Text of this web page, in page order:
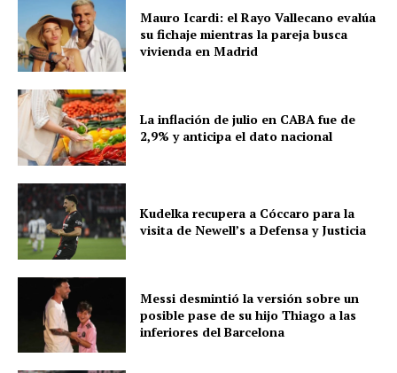
Mauro Icardi: el Rayo Vallecano evalúa
su fichaje mientras la pareja busca
vivienda en Madrid
La inflación de julio en CABA fue de
2,9% y anticipa el dato nacional
Kudelka recupera a Cóccaro para la
visita de Newell’s a Defensa y Justicia
Messi desmintió la versión sobre un
posible pase de su hijo Thiago a las
inferiores del Barcelona